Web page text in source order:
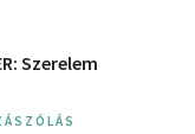
Szerelem